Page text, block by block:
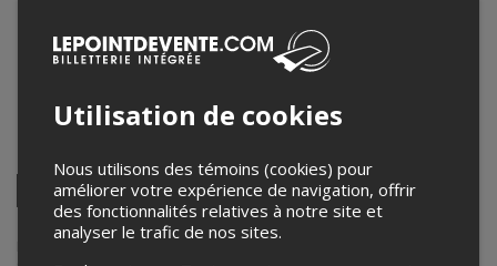
13h00 – 16h00 / Entrée: 11h00
5285 Av. Albert Tessier
Shawinigan , QC
Facebook
Twitter
LinkedinPinterestEnvoyer
par
courriel
Lepointdevente.com agit à titre de mandataire pour Électriks du
Utilisation de cookies
Nous utilisons des témoins (cookies) pour
améliorer votre expérience de navigation, offrir
des fonctionnalités relatives à notre site et
analyser le trafic de nos sites.